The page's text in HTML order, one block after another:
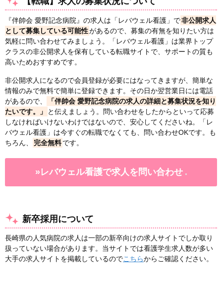
『伴帥会 愛野記念病院』の求人は「レバウェル看護」で非公開求人
として募集している可能性があるので、募集の有無を知りたい方は
気軽に問い合わせてみましょう。「レバウェル看護」は業界トップ
クラスの非公開求人を保有している転職サイトで、サポートの質も
高いためおすすめです。
非公開求人になるので会員登録が必要にはなってきますが、簡単な
情報のみで無料で簡単に登録できます。その日か翌営業日には電話
があるので、
「伴帥会 愛野記念病院の求人の詳細と募集状況を知り
たいです。」
と伝えましょう。問い合わせをしたからといって応募
しなければいけないわけではないので、安心してくださいね。「レ
バウェル看護」は今すぐの転職でなくても、問い合わせOKです。も
ちろん、
完全無料です。
»レバウェル看護で求人を問い合わせ
新卒採用について
長崎県の人気病院の求人は一部の新卒向けの求人サイトでしか取り
扱っていない場合があります。当サイトでは看護学生求人数が多い
大手の求人サイトを掲載しているのでこちらからご確認ください。